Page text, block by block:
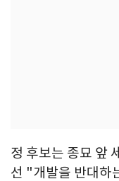
정 후보는 종묘 앞
선 "개발을 반대하